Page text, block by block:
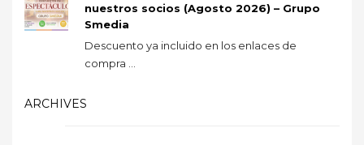
nuestros socios (Agosto 2026) – Grupo
Smedia
Descuento ya incluido en los enlaces de
compra ...
ARCHIVES